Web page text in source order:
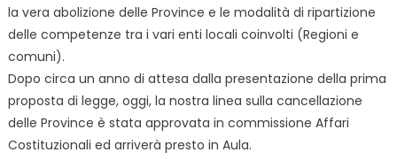
la vera abolizione delle Province e le modalità di ripartizione
delle competenze tra i vari enti locali coinvolti (Regioni e
comuni).
Dopo circa un anno di attesa dalla presentazione della prima
proposta di legge, oggi, la nostra linea sulla cancellazione
delle Province è stata approvata in commissione Affari
Costituzionali ed arriverà presto in Aula.